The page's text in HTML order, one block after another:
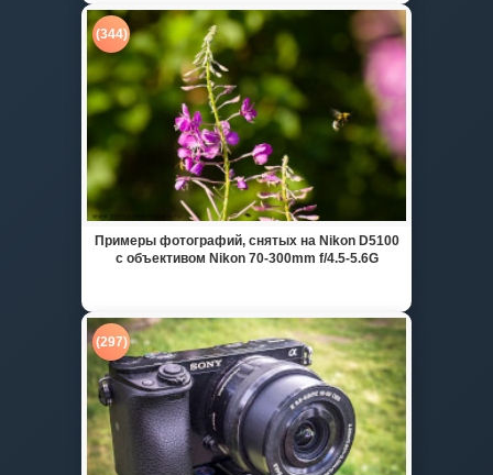
(344)
Примеры фотографий, снятых на Nikon D5100
с объективом Nikon 70-300mm f/4.5-5.6G
(297)